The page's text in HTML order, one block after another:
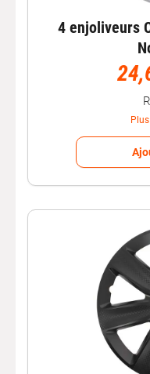
4 enjoliveurs